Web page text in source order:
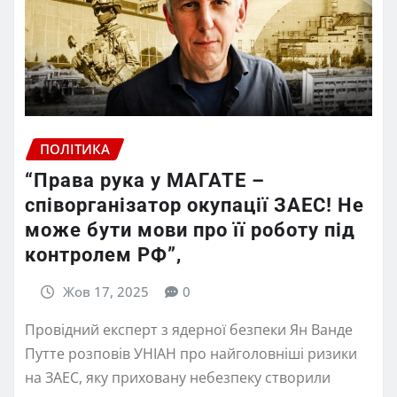
ПОЛІТИКА
“Права рука у МАГАТЕ –
співорганізатор окупації ЗАЕС! Не
може бути мови про її роботу під
контролем РФ”,
Жов 17, 2025 0
Провідний експерт з ядерної безпеки Ян Ванде
Путте розповів УНІАН про найголовніші ризики
на ЗАЕС, яку приховану небезпеку створили